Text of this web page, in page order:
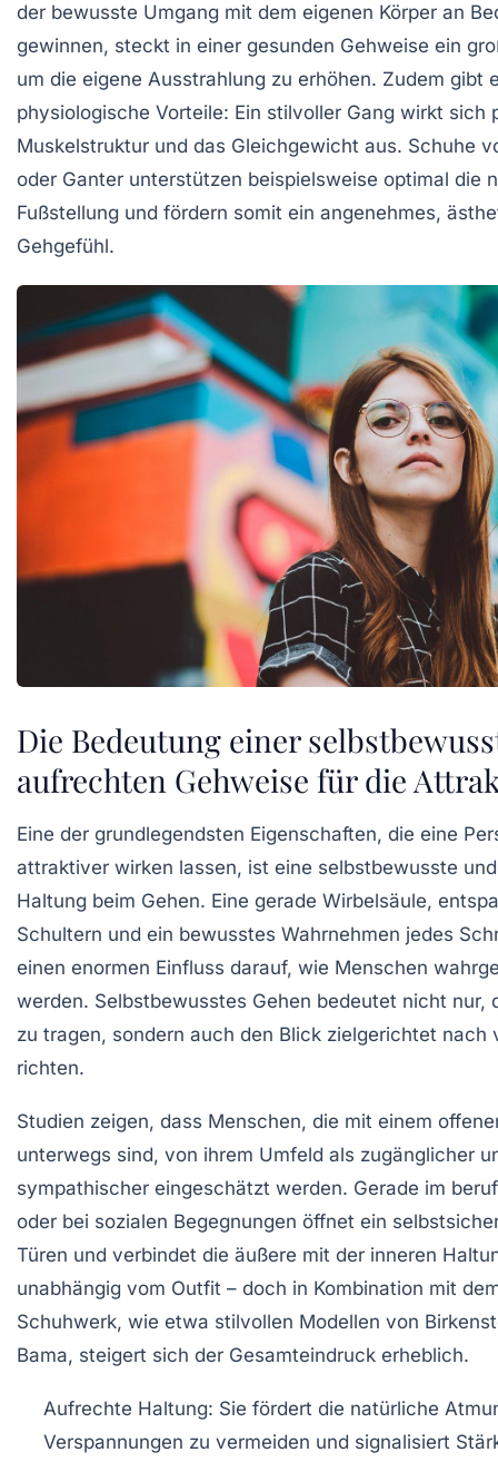
der bewusste Umgang mit dem eigenen Körper an
gewinnen, steckt in einer gesunden Gehweise ein
um die eigene Ausstrahlung zu erhöhen. Zudem gibt
physiologische Vorteile: Ein stilvoller Gang wirkt sich
Muskelstruktur und das Gleichgewicht aus. Schuhe
oder Ganter unterstützen beispielsweise optimal die
Fußstellung und fördern somit ein angenehmes,
Gehgefühl.
Die Bedeutung einer
aufrechten Gehweise für die
Eine der grundlegendsten Eigenschaften, die eine
attraktiver wirken lassen, ist eine selbstbewusste
Haltung beim Gehen. Eine gerade Wirbelsäule,
Schultern und ein bewusstes Wahrnehmen jedes
einen enormen Einfluss darauf, wie Menschen
werden. Selbstbewusstes Gehen bedeutet nicht nur,
zu tragen, sondern auch den Blick zielgerichtet nach
richten.
Studien zeigen, dass Menschen, die mit einem
unterwegs sind, von ihrem Umfeld als zugänglicher
sympathischer eingeschätzt werden. Gerade im
oder bei sozialen Begegnungen öffnet ein
Türen und verbindet die äußere mit der inneren
unabhängig vom Outfit – doch in Kombination mit
Schuhwerk, wie etwa stilvollen Modellen von
Bama, steigert sich der Gesamteindruck erheblich.
Aufrechte Haltung: Sie fördert die natürliche
Verspannungen zu vermeiden und signalisiert